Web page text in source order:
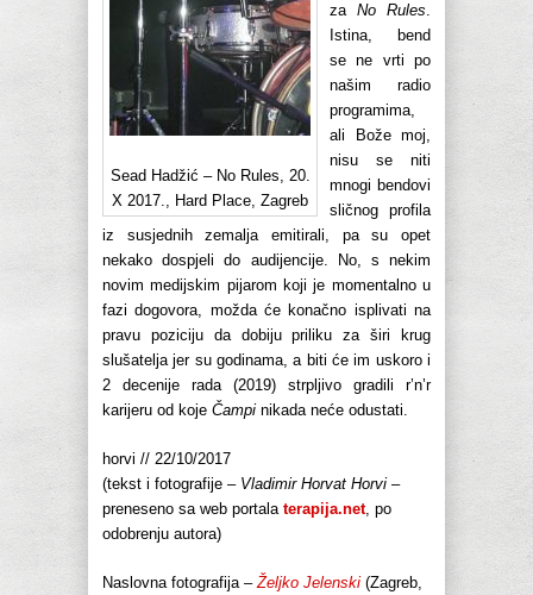
Sead Hadžić – No Rules, 20.
X 2017., Hard Place, Zagreb
za No Rules.
Istina, bend
se ne vrti po
našim radio
programima,
ali Bože moj,
nisu se niti
mnogi bendovi
sličnog profila
iz susjednih zemalja emitirali, pa su opet
nekako dospjeli do audijencije. No, s nekim
novim medijskim pijarom koji je momentalno u
fazi dogovora, možda će konačno isplivati na
pravu poziciju da dobiju priliku za širi krug
slušatelja jer su godinama, a biti će im uskoro i
2 decenije rada (2019) strpljivo gradili r’n’r
karijeru od koje Čampi nikada neće odustati.
horvi // 22/10/2017
(tekst i fotografije – Vladimir Horvat Horvi –
preneseno sa web portala terapija.net, po
odobrenju autora)
Naslovna fotografija –Željko Jelenski (Zagreb,